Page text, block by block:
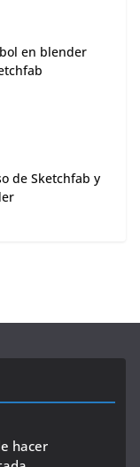
en blender
de Sketchfab y
hacer